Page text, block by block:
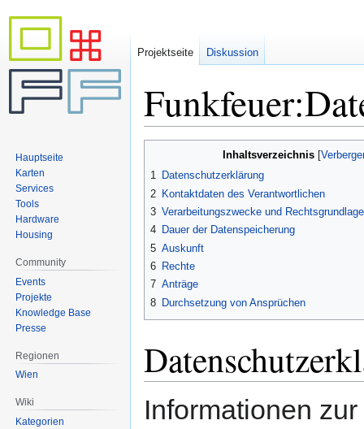
Inhaltsverzeichnis
1 Datenschutzerklärung
2 Kontaktdaten des Verantwortlichen
3 Verarbeitungszwecke und
4 Dauer der Datenspeicherung
5 Auskunft
6 Rechte
7 Anträge
8 Durchsetzung von Ansprüchen
Informationen
Projektseite Diskussion
Hauptseite
Karten
Services
Tools
Hardware
Housing
Community
Events
Projekte
Knowledge Base
Presse
Regionen
Wien
Wiki
Kategorien